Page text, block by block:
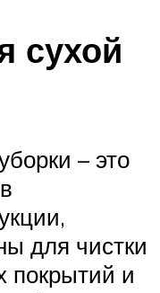
сухой
– это
для чистки
покрытий и